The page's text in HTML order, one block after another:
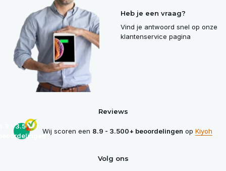
Heb je een vraag?
Vind je antwoord snel op onze
klantenservice pagina
Reviews
- 3.500+
Wij scoren een 8.9 - 3.500+ beoordelingen op Kiyoh
Volg ons